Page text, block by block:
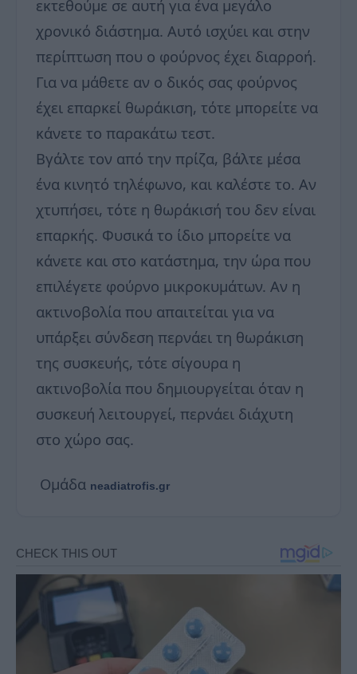
εκτεθούμε σε αυτή για ένα μεγάλο
χρονικό διάστημα. Αυτό ισχύει και στην
περίπτωση που ο φούρνος έχει διαρροή.
Για να μάθετε αν ο δικός σας φούρνος
έχει επαρκεί θωράκιση, τότε μπορείτε να
κάνετε το παρακάτω τεστ.
Βγάλτε τον από την πρίζα, βάλτε μέσα
ένα κινητό τηλέφωνο, και καλέστε το. Αν
χτυπήσει, τότε η θωράκισή του δεν είναι
επαρκής. Φυσικά το ίδιο μπορείτε να
κάνετε και στο κατάστημα, την ώρα που
επιλέγετε φούρνο μικροκυμάτων. Αν η
ακτινοβολία που απαιτείται για να
υπάρξει σύνδεση περνάει τη θωράκιση
της συσκευής, τότε σίγουρα η
ακτινοβολία που δημιουργείται όταν η
συσκευή λειτουργεί, περνάει διάχυτη
στο χώρο σας.
Ομάδα neadiatrofis.gr